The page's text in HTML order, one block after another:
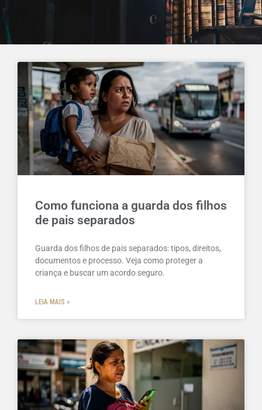
Como funciona a guarda dos filhos
de pais separados
Guarda dos filhos de pais separados: tipos, direitos,
documentos e processo. Veja como proteger a
criança e buscar um acordo seguro.
LEIA MAIS »